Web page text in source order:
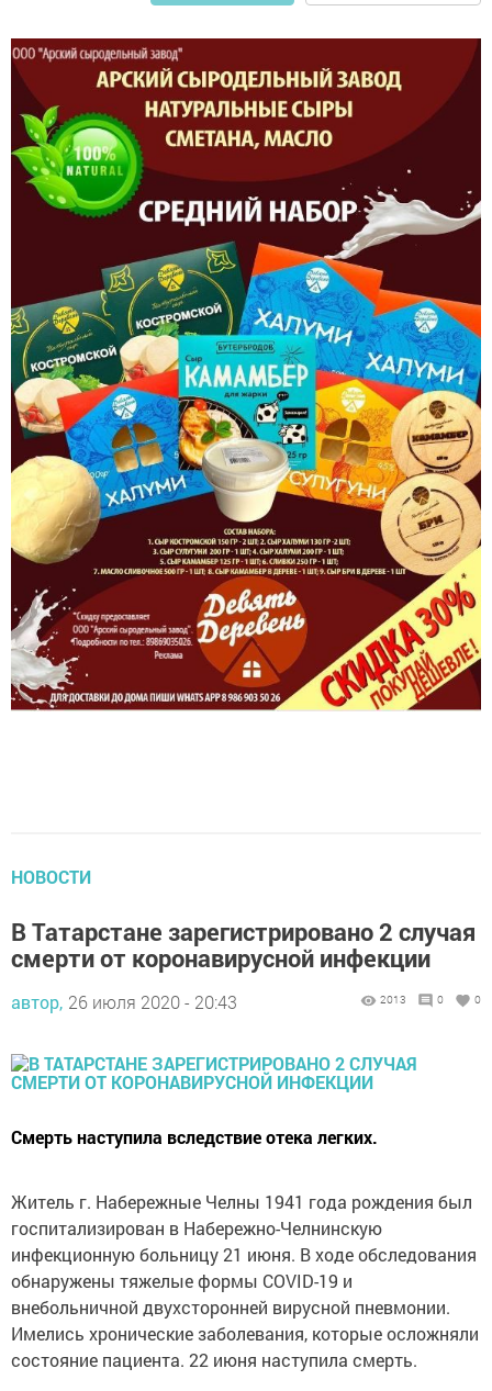
НОВОСТИ
В Татарстане зарегистрировано 2 случая
смерти от коронавирусной инфекции
автор, 26 июля 2020 - 20:43 2013 0 0
Смерть наступила вследствие отека легких.
Житель г. Набережные Челны 1941 года рождения был
госпитализирован в Набережно-Челнинскую
инфекционную больницу 21 июня. В ходе обследования
обнаружены тяжелые формы COVID-19 и
внебольничной двухсторонней вирусной пневмонии.
Имелись хронические заболевания, которые осложняли
состояние пациента. 22 июня наступила смерть.